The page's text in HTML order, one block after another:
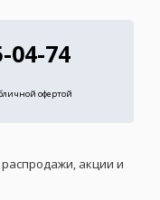
04-74
офертой
акции и